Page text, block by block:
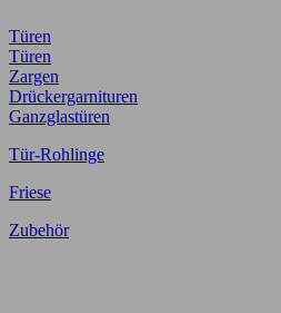
Türen
Türen
Zargen
Drückergarnituren
Ganzglastüren
Tür-Rohlinge
Friese
Zubehör